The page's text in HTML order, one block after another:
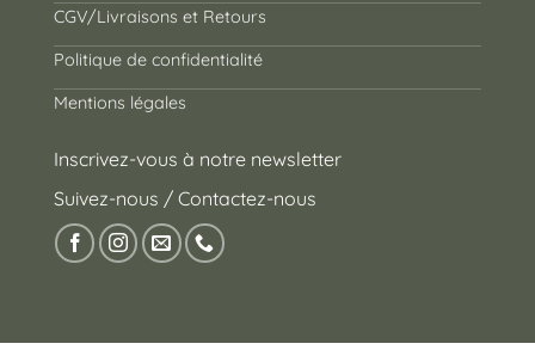
CGV/Livraisons et Retours
Politique de confidentialité
Mentions légales
Inscrivez-vous à notre newsletter
Suivez-nous / Contactez-nous